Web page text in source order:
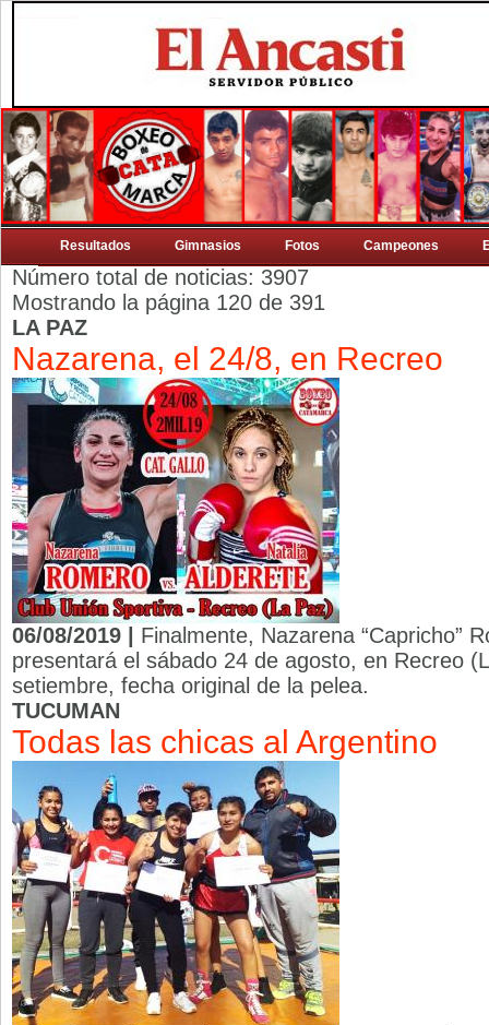
Resultados Gimnasios Fotos Campeones
Número total de noticias: 3907
Mostrando la página 120 de 391
LA PAZ
Nazarena, el 24/8, en Recreo
06/08/2019 | Finalmente, Nazarena “Capricho”
presentará el sábado 24 de agosto, en Recreo
setiembre, fecha original de la pelea.
TUCUMAN
Todas las chicas al Argentino